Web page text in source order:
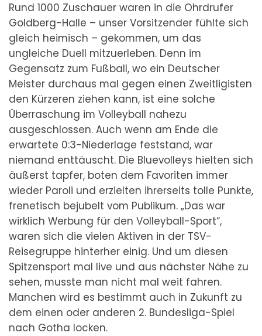
Rund 1000 Zuschauer waren in die Ohrdrufer
Goldberg-Halle – unser Vorsitzender fühlte sich
gleich heimisch – gekommen, um das
ungleiche Duell mitzuerleben. Denn im
Gegensatz zum Fußball, wo ein Deutscher
Meister durchaus mal gegen einen Zweitligisten
den Kürzeren ziehen kann, ist eine solche
Überraschung im Volleyball nahezu
ausgeschlossen. Auch wenn am Ende die
erwartete 0:3-Niederlage feststand, war
niemand enttäuscht. Die Bluevolleys hielten sich
äußerst tapfer, boten dem Favoriten immer
wieder Paroli und erzielten ihrerseits tolle Punkte,
frenetisch bejubelt vom Publikum. „Das war
wirklich Werbung für den Volleyball-Sport“,
waren sich die vielen Aktiven in der TSV-
Reisegruppe hinterher einig. Und um diesen
Spitzensport mal live und aus nächster Nähe zu
sehen, musste man nicht mal weit fahren.
Manchen wird es bestimmt auch in Zukunft zu
dem einen oder anderen 2. Bundesliga-Spiel
nach Gotha locken.